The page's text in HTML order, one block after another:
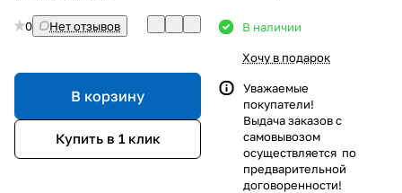
0 Нет отзывов
В корзину
Купить в 1 клик
В наличии
Хочу в подарок
Уважаемые
покупатели!
Выдача заказов с
самовывозом
осуществляется по
предварительной
договоренности!